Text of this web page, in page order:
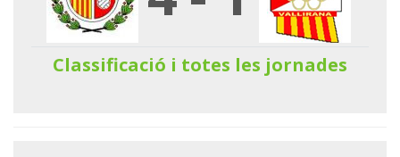
Classificació i totes les jornades